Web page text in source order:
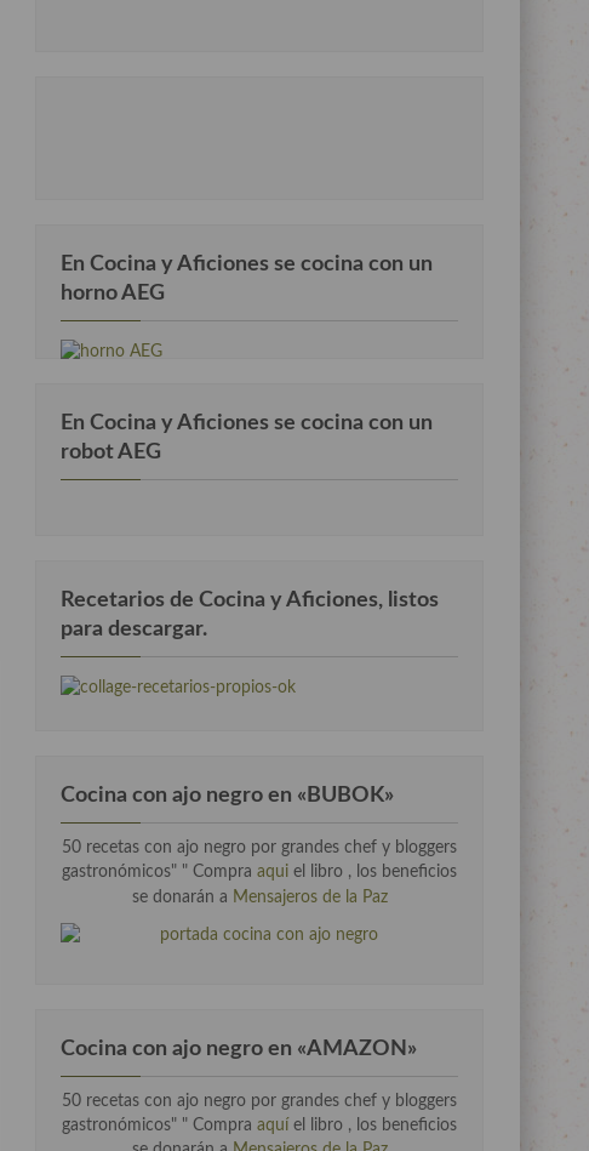
En Cocina y Aficiones se cocina con un
horno AEG
En Cocina y Aficiones se cocina con un
robot AEG
Recetarios de Cocina y Aficiones, listos
para descargar.
Cocina con ajo negro en «BUBOK»
50 recetas con ajo negro por grandes chef y bloggers
gastronómicos" " Compra aqui el libro , los beneficios
se donarán a Mensajeros de la Paz
Cocina con ajo negro en «AMAZON»
50 recetas con ajo negro por grandes chef y bloggers
gastronómicos" " Compra aquí el libro , los beneficios